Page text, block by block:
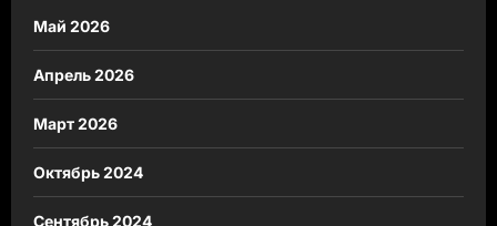
Май 2026
Апрель 2026
Март 2026
Октябрь 2024
Сентябрь 2024